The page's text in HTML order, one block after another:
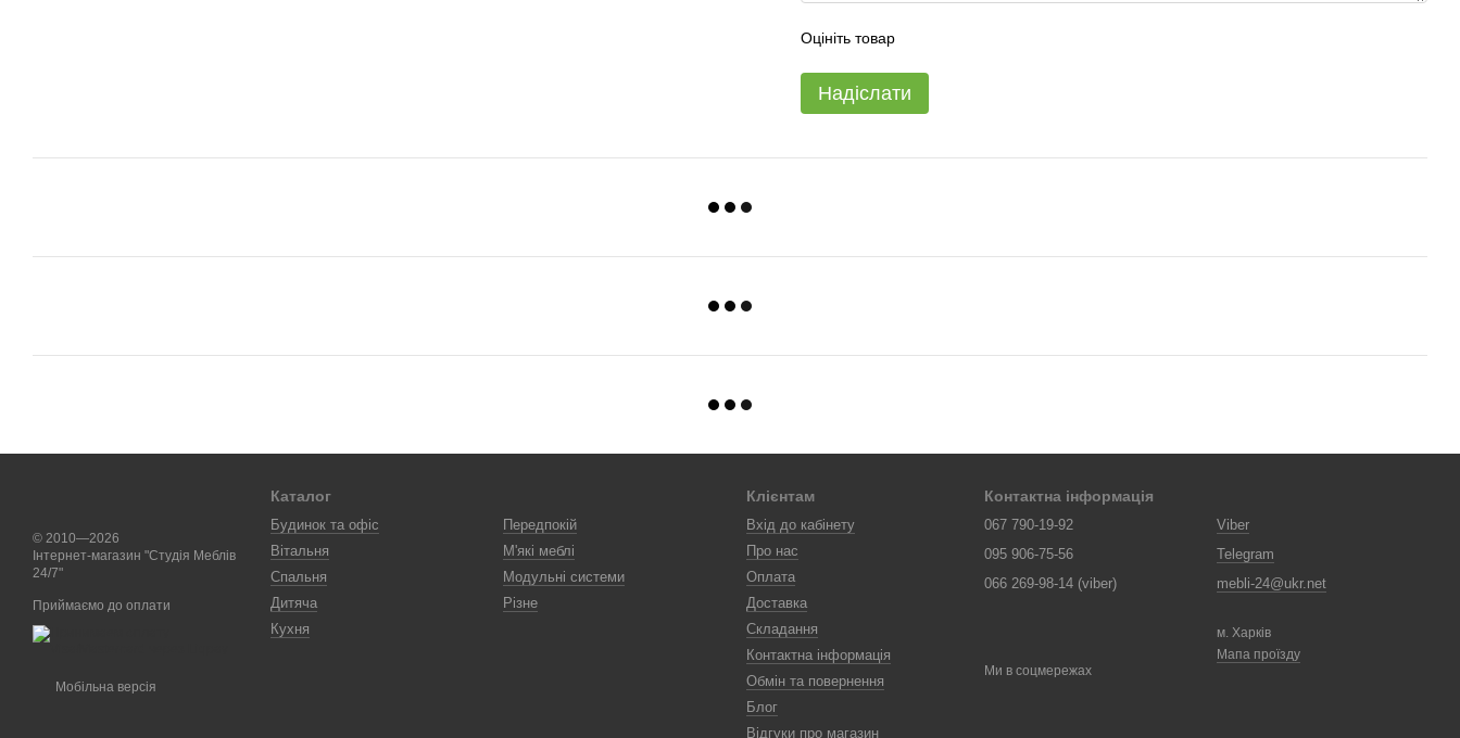
Оцініть товар
Надіслати
© 2010—2026
Інтернет-магазин "Студія Меблів
24/7"
Приймаємо до оплати
Мобільна версія
Каталог
Будинок та офіс
Вітальня
Спальня
Дитяча
Кухня
Передпокій
М'які меблі
Модульні системи
Різне
Клієнтам
Вхід до кабінету
Про нас
Оплата
Доставка
Складання
Контактна інформація
Обмін та повернення
Блог
Відгуки про магазин
Контактна інформація
067 790-19-92
095 906-75-56
066 269-98-14 (viber)
Viber
Telegram
mebli-24@ukr.net
м. Харків
Мапа проїзду
Ми в соцмережах